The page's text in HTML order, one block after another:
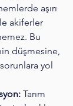
aşırı
akiferler
Bu
düşmesine,
yol
Tarım